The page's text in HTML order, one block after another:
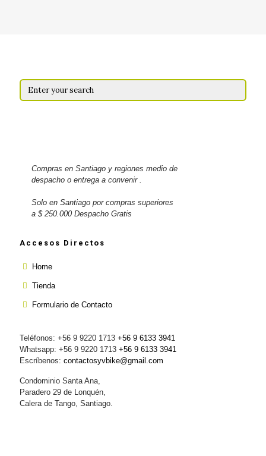
Compras en Santiago y regiones medio de
despacho o entrega a convenir .
Solo en Santiago por compras superiores
a $ 250.000 Despacho Gratis
Accesos Directos
Home
Tienda
Formulario de Contacto
Teléfonos: +56 9 9220 1713 +56 9 6133 3941
Whatsapp: +56 9 9220 1713 +56 9 6133 3941
Escríbenos: contactosyvbike@gmail.com
Condominio Santa Ana,
Paradero 29 de Lonquén,
Calera de Tango, Santiago.